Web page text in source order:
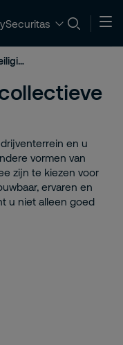
Kosten delen met collectieve beveiliging
en u
vormen van
zijn te kiezen voor
ervaren en
u niet alleen goed